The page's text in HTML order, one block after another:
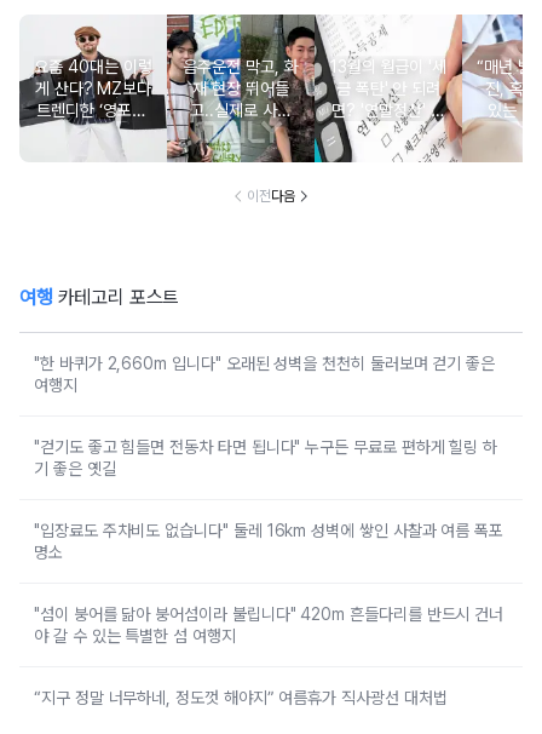
요즘 40대는 이렇
게 산다? MZ보다
트렌디한 ‘영포티’
분석
음주운전 막고, 화
재 현장 뛰어들
고..실제로 사람
구한 연예인 10
13월의 월급이 '세
금 폭탄' 안 되려
면? '연말정산' 핵
심 꿀팁 A to Z
“매년 받
진, 혹시
있는 건
요?”
이전다음
여행 카테고리 포스트
"한 바퀴가 2,660m 입니다" 오래된 성벽을 천천히 둘러보며 걷기 좋은
여행지
"걷기도 좋고 힘들면 전동차 타면 됩니다" 누구든 무료로 편하게 힐링 하
기 좋은 옛길
"입장료도 주차비도 없습니다" 둘레 16km 성벽에 쌓인 사찰과 여름 폭포
명소
"섬이 붕어를 닮아 붕어섬이라 불립니다" 420m 흔들다리를 반드시 건너
야 갈 수 있는 특별한 섬 여행지
“지구 정말 너무하네, 정도껏 해야지” 여름휴가 직사광선 대처법